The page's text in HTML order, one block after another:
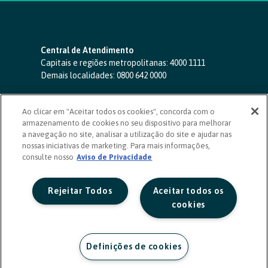
Central de Atendimento
Capitais e regiões metropolitanas: 4000 1111
Demais localidades: 0800 642 0000
SAC 24 horas-0800 724 4420
Ouvidoria
0800 725 0996
(de segunda a sexta, das 8h às 20h)
ouvidoriasicoob.com.br
Deficientes auditivos ou de fala
Ao clicar em "Aceitar todos os cookies", concorda com o
armazenamento de cookies no seu dispositivo para melhorar
a navegação no site, analisar a utilização do site e ajudar nas
nossas iniciativas de marketing. Para mais informações,
consulte nosso Aviso de Privacidade
Aceitar todos os
cookies
Rejeitar Todos
Definições de cookies